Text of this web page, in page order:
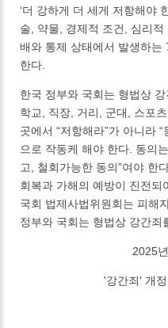
‘더 강하게 더 세게 저항해야
술, 약물, 경제적 조건, 심리
배와 통제 상태에서 발생하는
한다.
한국 정부와 국회는 형법상
학교, 직장, 거리, 군대, 스포
곳에서 “저항해라”가 아니라
으로 작동케 해야 한다. 동의
고, 철회가능한 동의”여야 한
회복과 가해의 예방이 진전
국회 법제사법위원회는 피해
정부와 국회는 형법상 강간죄
2025
'강간죄' 개